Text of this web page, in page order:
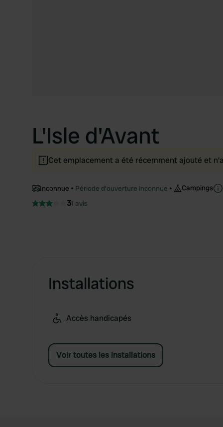
L'Isle d'Avant
Cet emplacement a été récemment ajouté et
Inconnue Période d'ouverture inconnue Campings
31 avis
Installations
Accès handicapés
Voir toutes les installations